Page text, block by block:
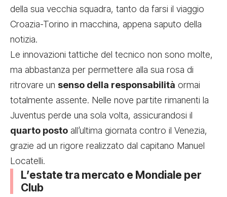
della sua vecchia squadra, tanto da farsi il viaggio
Croazia-Torino in macchina, appena saputo della
notizia.
Le innovazioni tattiche del tecnico non sono molte,
ma abbastanza per permettere alla sua rosa di
ritrovare un senso della responsabilità ormai
totalmente assente. Nelle nove partite rimanenti la
Juventus perde una sola volta, assicurandosi il
quarto posto all’ultima giornata contro il Venezia,
grazie ad un rigore realizzato dal capitano Manuel
Locatelli.
L’estate tra mercato e Mondiale per
Club